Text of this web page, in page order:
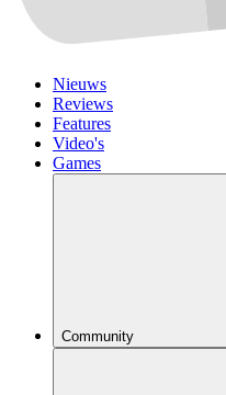
Nieuws
Reviews
Features
Video's
Games
Community